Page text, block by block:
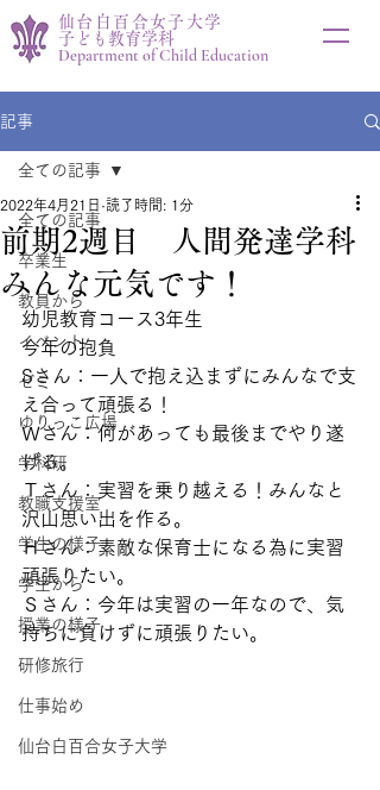
仙台白百合女子大学
子ども教育学科
Department of Child Education
記事
全ての記事
卒業生
教員から
イベント
ゼミ
ゆりっこ広場
学科研
教職支援室
学生の様子
学生から
授業の様子
研修旅行
仕事始め
仙台白百合女子大学
全ての記事
前期2週目 人間発達学科
みんな元気です！
2022年4月21日 読了時間: 1分
幼児教育コース3年生
今年の抱負
Sさん：一人で抱え込まずにみんなで支
え合って頑張る！
Ｗさん：何があっても最後までやり遂
げる。
Ｔさん：実習を乗り越える！みんなと
沢山思い出を作る。
Ｈさん：素敵な保育士になる為に実習
頑張りたい。
Ｓさん：今年は実習の一年なので、気
持ちに負けずに頑張りたい。